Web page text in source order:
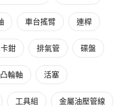
車台搖臂 連桿
鉗 排氣管 碟盤
凸輪軸 活塞
工具組 金屬油壓管線